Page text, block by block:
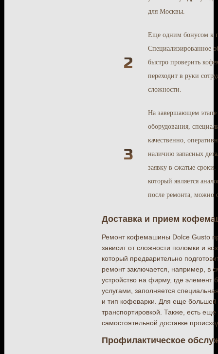
для Москвы.
Еще одним бонусом к
Специализированное
быстро проверить
переходит в руки
сложности.
На завершающем
оборудования,
качественно,
наличию запасных
заявку в сжатые
который является
после ремонта, можно
Доставка и прием
Ремонт кофемашины Dolce Gusto
зависит от сложности поломки и
который предварительно
ремонт заключается, например, в
устройство на фирму, где элемент
услугами, заполняется
и тип кофеварки. Для еще большей
транспортировкой. Также, есть
самостоятельной доставке
Профилактическое